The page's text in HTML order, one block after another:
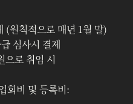
(원칙적으로 매년 1월 말)
심사시 결제
으로 취임 시
회비 및 등록비: